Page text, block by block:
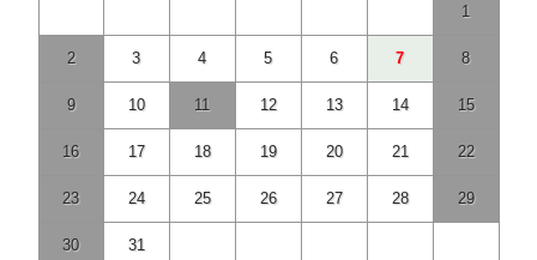
1
2 3 4 5 6 7 8
9 10 11 12 13 14 15
16 17 18 19 20 21 22
23 24 25 26 27 28 29
30 31